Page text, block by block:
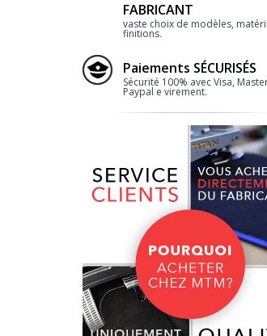
FABRICANT
vaste choix de modèles,
finitions.
Paiements SÉCURISÉS
Sécurité 100% avec Visa,
Paypal e virement.